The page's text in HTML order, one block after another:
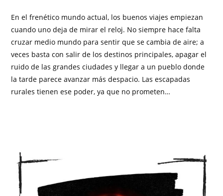
En el frenético mundo actual, los buenos viajes empiezan
cuando uno deja de mirar el reloj. No siempre hace falta
cruzar medio mundo para sentir que se cambia de aire; a
veces basta con salir de los destinos principales, apagar el
ruido de las grandes ciudades y llegar a un pueblo donde
la tarde parece avanzar más despacio. Las escapadas
rurales tienen ese poder, ya que no prometen…